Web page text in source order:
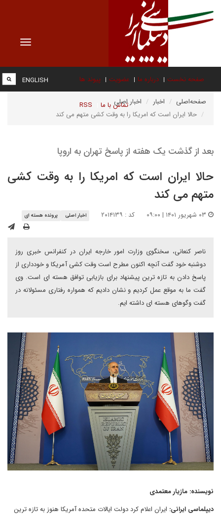
Toggle
صفحه نخست درباره ما عضویت پیوند ها
تماس با ما RSS
ENGLISH
صفحه‌اصلی اخبار
اخبار اصلی
حالا ایران است که امریکا را به وقت کشی متهم می کند
بعد از گذشت یک هفته از پاسخ تهران به اروپا
حالا ایران است که امریکا را به وقت کشی
متهم می کند
کد : ۲۰۱۴۱۳۹ اخبار اصلی پرونده هسته ای
ناصر کنعانی، سخنگوی وزارت امور خارجه ایران در کنفرانس خبری روز
دوشنبه خود گفت آنچه اکنون مطرح است وقت کشی آمریکا و خودداری از
پاسخ دادن به تازه ترین پیشنهاد برای بازیابی توافق هسته ای است. وی
گفت ما به موقع عمل کردیم و نشان دادیم که همواره رفتاری مسئولانه در
گفت وگوهای هسته ای داشته ایم.
نویسنده: مازیار معتمدی
دیپلماسی ایرانی: ایران اعلام کرد دولت ایالات متحده آمریکا هنوز به تازه ترین